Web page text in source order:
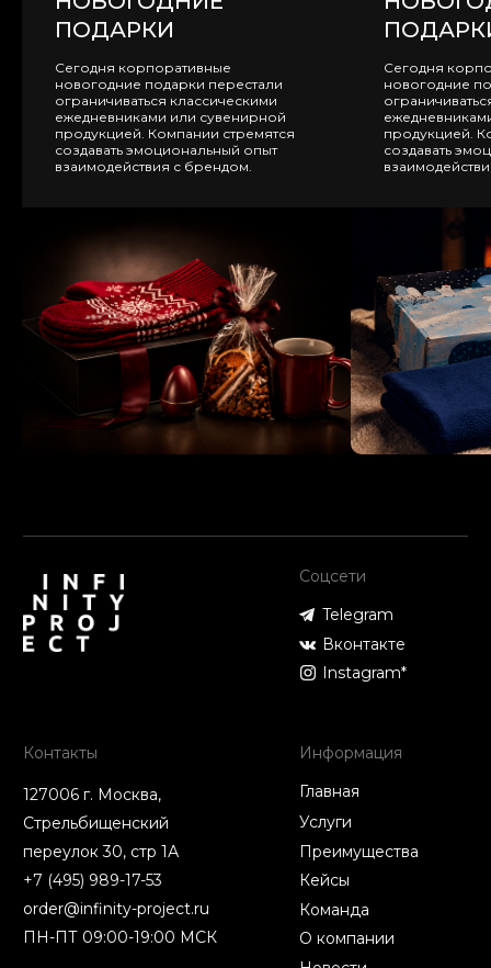
ПОДАРКИ
Сегодня корпоративные
новогодние подарки перестали
ограничиваться классическими
ежедневниками или сувенирной
продукцией. Компании стремятся
создавать эмоциональный опыт
взаимодействия с брендом.
Сегодня
новогодние
продукцией.
создавать